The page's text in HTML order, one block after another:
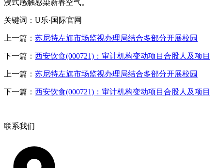
浸式感触感染新春空气。
关键词：U乐·国际官网
上一篇： 苏尼特左旗市场监视办理局结合多部分开展校园
下一篇： 西安饮食(000721)：审计机构变动项目合股人及项目
上一篇： 苏尼特左旗市场监视办理局结合多部分开展校园
下一篇： 西安饮食(000721)：审计机构变动项目合股人及项目
联系我们